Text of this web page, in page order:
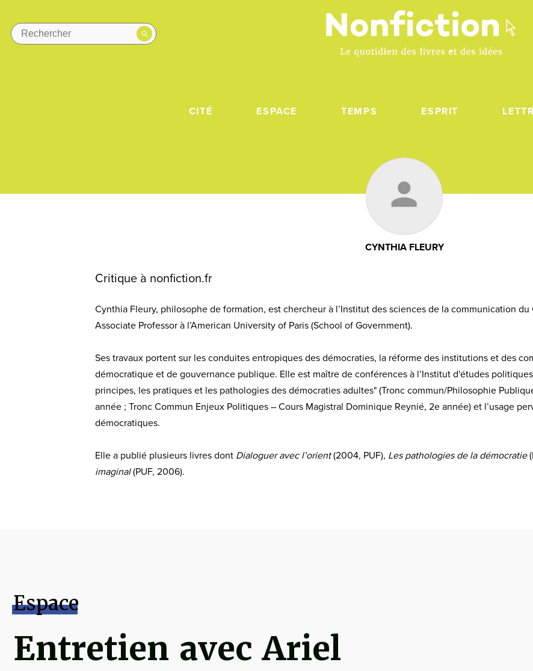
CITÉ ESPACE TEMPS ESPRIT
CYNTHIA FLEURY
Critique à nonfiction.fr
Cynthia Fleury, philosophe de formation, est chercheur à l’Institut des sciences de la communication du
Associate Professor à l’American University of Paris (School of Government).
Ses travaux portent sur les conduites entropiques des démocraties, la réforme des institutions et des
démocratique et de gouvernance publique. Elle est maître de conférences à l’Institut d'études
principes, les pratiques et les pathologies des démocraties adultes" (Tronc commun/Philosophie
année ; Tronc Commun Enjeux Politiques – Cours Magistral Dominique Reynié, 2e année) et l’usage
démocratiques.
Elle a publié plusieurs livres dont Dialoguer avec l’orient(2004, PUF), Les pathologies de la démocratie
imaginal(PUF, 2006).
Espace
Entretien avec Ariel